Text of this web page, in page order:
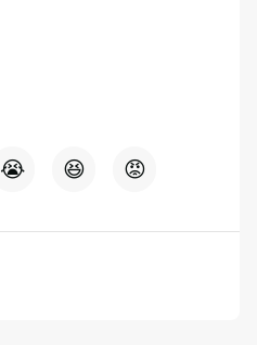
😭 😆 😡